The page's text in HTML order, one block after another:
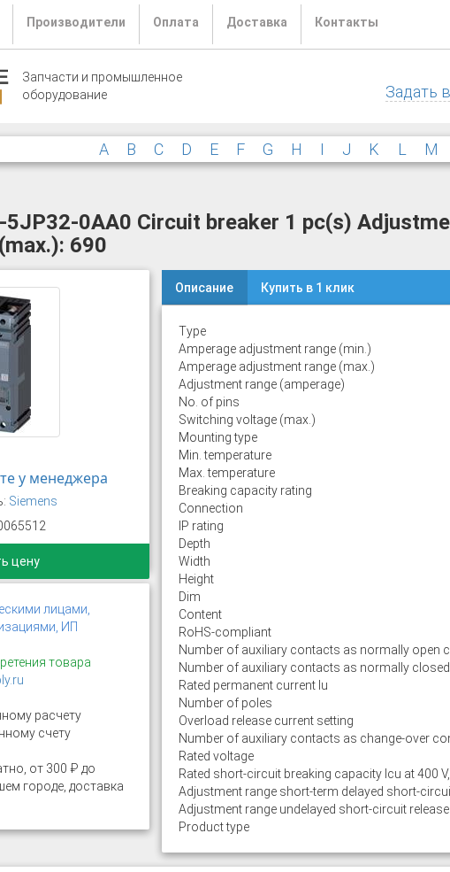
Производители Оплата Доставка Контакты
Запчасти и промышленное
оборудование
Задать
A B C D E F G H I J K L M
5JP32-0AA0 Circuit breaker 1 pc(s)
690
у менеджера
Siemens
цену
лицами,
ИП
товара
расчету
счету
от 300 ₽ до
городе, доставка
Описание Купить в 1 клик
Type
Amperage adjustment range (min.)
Amperage adjustment range (max.)
Adjustment range (amperage)
No. of pins
Switching voltage (max.)
Mounting type
Min. temperature
Max. temperature
Breaking capacity rating
Connection
IP rating
Depth
Width
Height
Dim
Content
RoHS-compliant
Number of auxiliary contacts as normally open
Number of auxiliary contacts as normally
Rated permanent current Iu
Number of poles
Overload release current setting
Number of auxiliary contacts as change-over
Rated voltage
Rated short-circuit breaking capacity lcu at 400
Adjustment range short-term delayed short-
Adjustment range undelayed short-circuit release
Product type